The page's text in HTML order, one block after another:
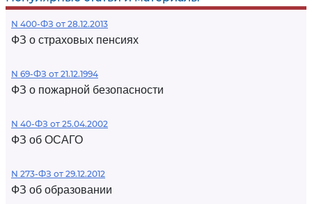
N 400-ФЗ от 28.12.2013
ФЗ о страховых пенсиях
N 69-ФЗ от 21.12.1994
ФЗ о пожарной безопасности
N 40-ФЗ от 25.04.2002
ФЗ об ОСАГО
N 273-ФЗ от 29.12.2012
ФЗ об образовании